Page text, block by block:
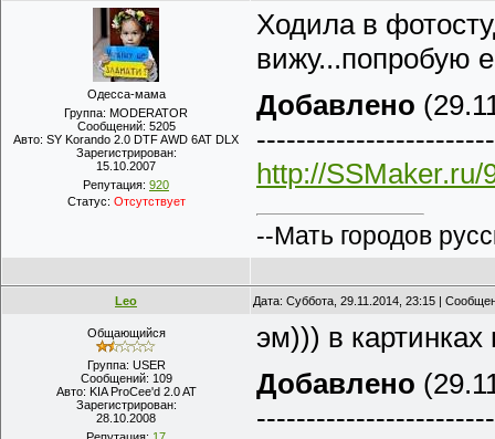
Одесса-мама
Группа: MODERATOR
Сообщений: 5205
Авто: SY Korando 2.0 DTF AWD 6AT DLX
Зарегистрирован:
15.10.2007
Репутация: 920
Статус: Отсутствует
Ходила в
вижу...попробую
Добавлено
http://SSMaker.ru/
--Мать городов
Leo Дата: Суббота, 29.11.2014, 23:15 |
Общающийся
Группа: USER
Сообщений: 109
Авто: KIA ProCee'd 2.0 AT
Зарегистрирован:
28.10.2008
эм))) в картинках
Добавлено